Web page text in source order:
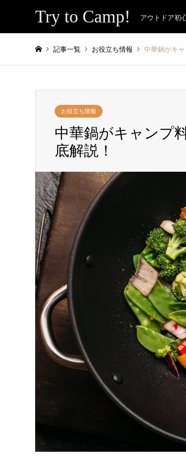
Try to Camp! アウトドア初
記事一覧 お役立ち情報 中華鍋がキ
お役立ち情報
中華鍋がキャンプ
底解説！